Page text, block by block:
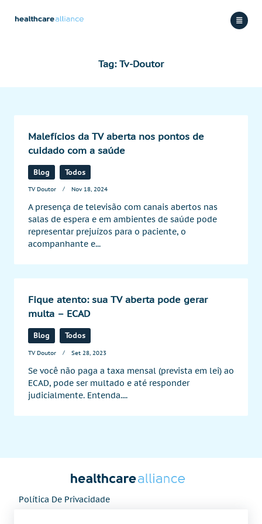
Tag: Tv-Doutor
Malefícios da TV aberta nos pontos de
cuidado com a saúde
Blog Todos
TV Doutor Nov 18, 2024
A presença de televisão com canais abertos nas
salas de espera e em ambientes de saúde pode
representar prejuízos para o paciente, o
acompanhante e...
Fique atento: sua TV aberta pode gerar
multa – ECAD
Blog Todos
TV Doutor Set 28, 2023
Se você não paga a taxa mensal (prevista em lei) ao
ECAD, pode ser multado e até responder
judicialmente. Entenda....
Política De Privacidade